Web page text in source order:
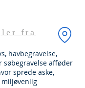
fra
havbegravelse,
søbegravelse afføder
sprede aske,
miljøvenlig